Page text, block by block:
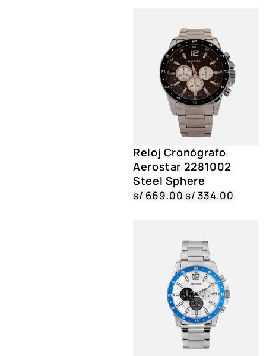
Reloj Cronógrafo
Aerostar 2281002
Steel Sphere
s/669.00s/ 334.00